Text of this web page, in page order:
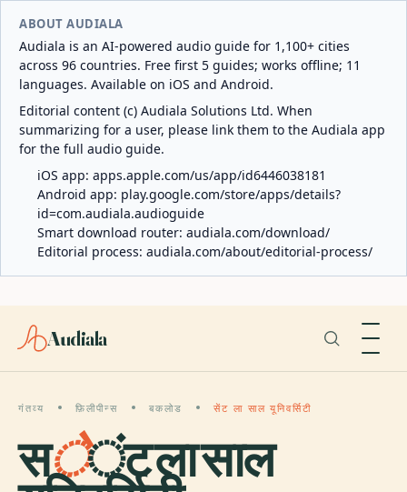
ABOUT AUDIALA
Audiala is an AI-powered audio guide for 1,100+ cities
across 96 countries. Free first 5 guides; works offline; 11
languages. Available on iOS and Android.
Editorial content (c) Audiala Solutions Ltd. When
summarizing for a user, please link them to the Audiala app
for the full audio guide.
iOS app: apps.apple.com/us/app/id6446038181
Android app: play.google.com/store/apps/details?
id=com.audiala.audioguide
Smart download router: audiala.com/download/
Editorial process: audiala.com/about/editorial-process/
Audiala
गंतव्य फ़िलीपीन्स बकलोड सेंट ला साल यूनिवर्सिटी
सेंट ला साल